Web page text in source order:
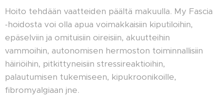
Hoito tehdään vaatteiden päältä makuulla. My Fascia
-hoidosta voi olla apua voimakkaisiin kiputiloihin,
epäselviin ja omituisiin oireisiin, akuutteihin
vammoihin, autonomisen hermoston toiminnallisiin
häiriöihin, pitkittyneisiin stressireaktioihin,
palautumisen tukemiseen, kipukroonikoille,
fibromyalgiaan jne.